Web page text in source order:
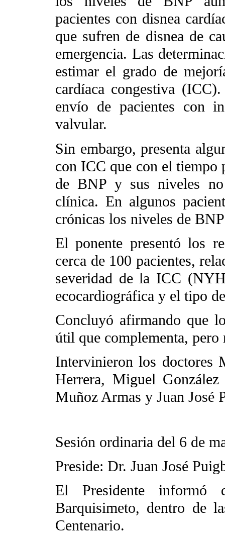
pacientes con disnea
que sufren de disnea de
emergencia. Las
estimar el grado de
cardíaca congestiva
envío de pacientes con
valvular.
Sin embargo, presenta
con ICC que con el tiempo
de BNP y sus niveles
clínica. En algunos
crónicas los niveles de
El ponente presentó los
cerca de 100 pacientes,
severidad de la ICC
ecocardiográfica y el tipo
Concluyó afirmando que
útil que complementa,
Intervinieron los doctores
Herrera, Miguel
Muñoz Armas y Juan José
Sesión ordinaria del 6 de
Preside: Dr. Juan José
El Presidente
Barquisimeto, dentro de
Centenario.